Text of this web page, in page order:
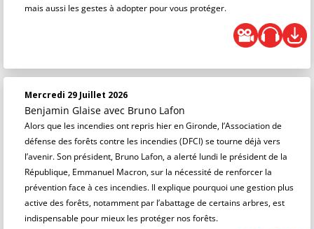
mais aussi les gestes à adopter pour vous protéger.
Mercredi 29 Juillet 2026
Benjamin Glaise avec Bruno Lafon
Alors que les incendies ont repris hier en Gironde, l’Association de
défense des forêts contre les incendies (DFCI) se tourne déjà vers
l’avenir. Son président, Bruno Lafon, a alerté lundi le président de la
République, Emmanuel Macron, sur la nécessité de renforcer la
prévention face à ces incendies. Il explique pourquoi une gestion plus
active des forêts, notamment par l’abattage de certains arbres, est
indispensable pour mieux les protéger nos forêts.